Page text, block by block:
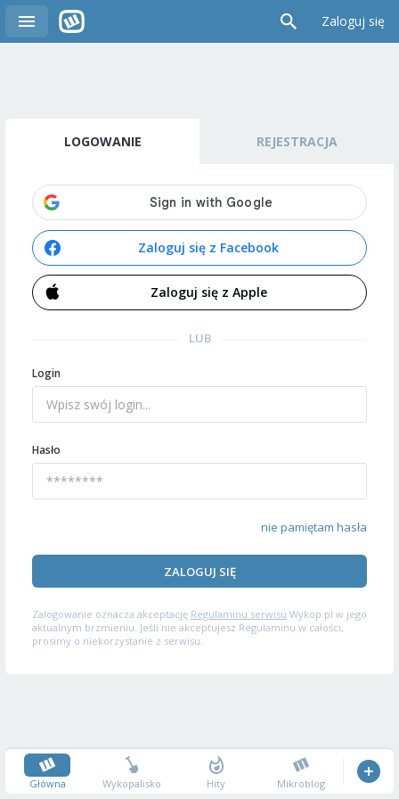
Zaloguj się
LOGOWANIE REJESTRACJA
Zaloguj się z Facebook
Zaloguj się z Apple
LUB
Login
Hasło
nie pamiętam hasła
ZALOGUJ SIĘ
Zalogowanie oznacza akceptację Regulaminu serwisu Wykop.pl w jego
aktualnym brzmieniu. Jeśli nie akceptujesz Regulaminu w całości,
prosimy o niekorzystanie z serwisu.
Główna Wykopalisko Hity Mikroblog